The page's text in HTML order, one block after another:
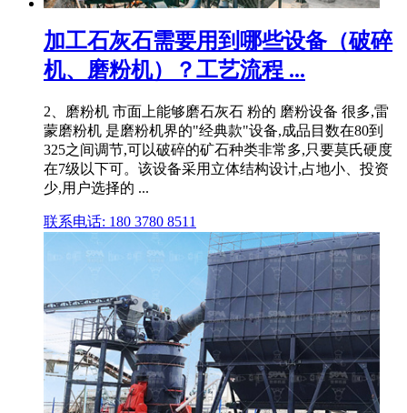
加工石灰石需要用到哪些设备（破碎
机、磨粉机）？工艺流程 ...
2、磨粉机 市面上能够磨石灰石 粉的 磨粉设备 很多,雷
蒙磨粉机 是磨粉机界的"经典款"设备,成品目数在80到
325之间调节,可以破碎的矿石种类非常多,只要莫氏硬度
在7级以下可。该设备采用立体结构设计,占地小、投资
少,用户选择的 ...
联系电话: 180 3780 8511